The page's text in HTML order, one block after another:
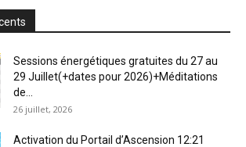
Sessions énergétiques gratuites du 27 au
29 Juillet(+dates pour 2026)+Méditations
de...
26 juillet, 2026
Activation du Portail d’Ascension 12:21